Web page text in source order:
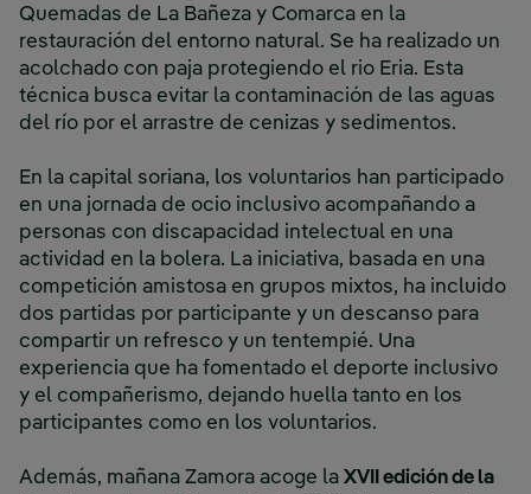
Quemadas de La Bañeza y Comarca en la
restauración del entorno natural. Se ha realizado un
acolchado con paja protegiendo el rio Eria. Esta
técnica busca evitar la contaminación de las aguas
del río por el arrastre de cenizas y sedimentos.
En la capital soriana, los voluntarios han participado
en una jornada de ocio inclusivo acompañando a
personas con discapacidad intelectual en una
actividad en la bolera. La iniciativa, basada en una
competición amistosa en grupos mixtos, ha incluido
dos partidas por participante y un descanso para
compartir un refresco y un tentempié. Una
experiencia que ha fomentado el deporte inclusivo
y el compañerismo, dejando huella tanto en los
participantes como en los voluntarios.
Además, mañana Zamora acoge la XVII edición de la